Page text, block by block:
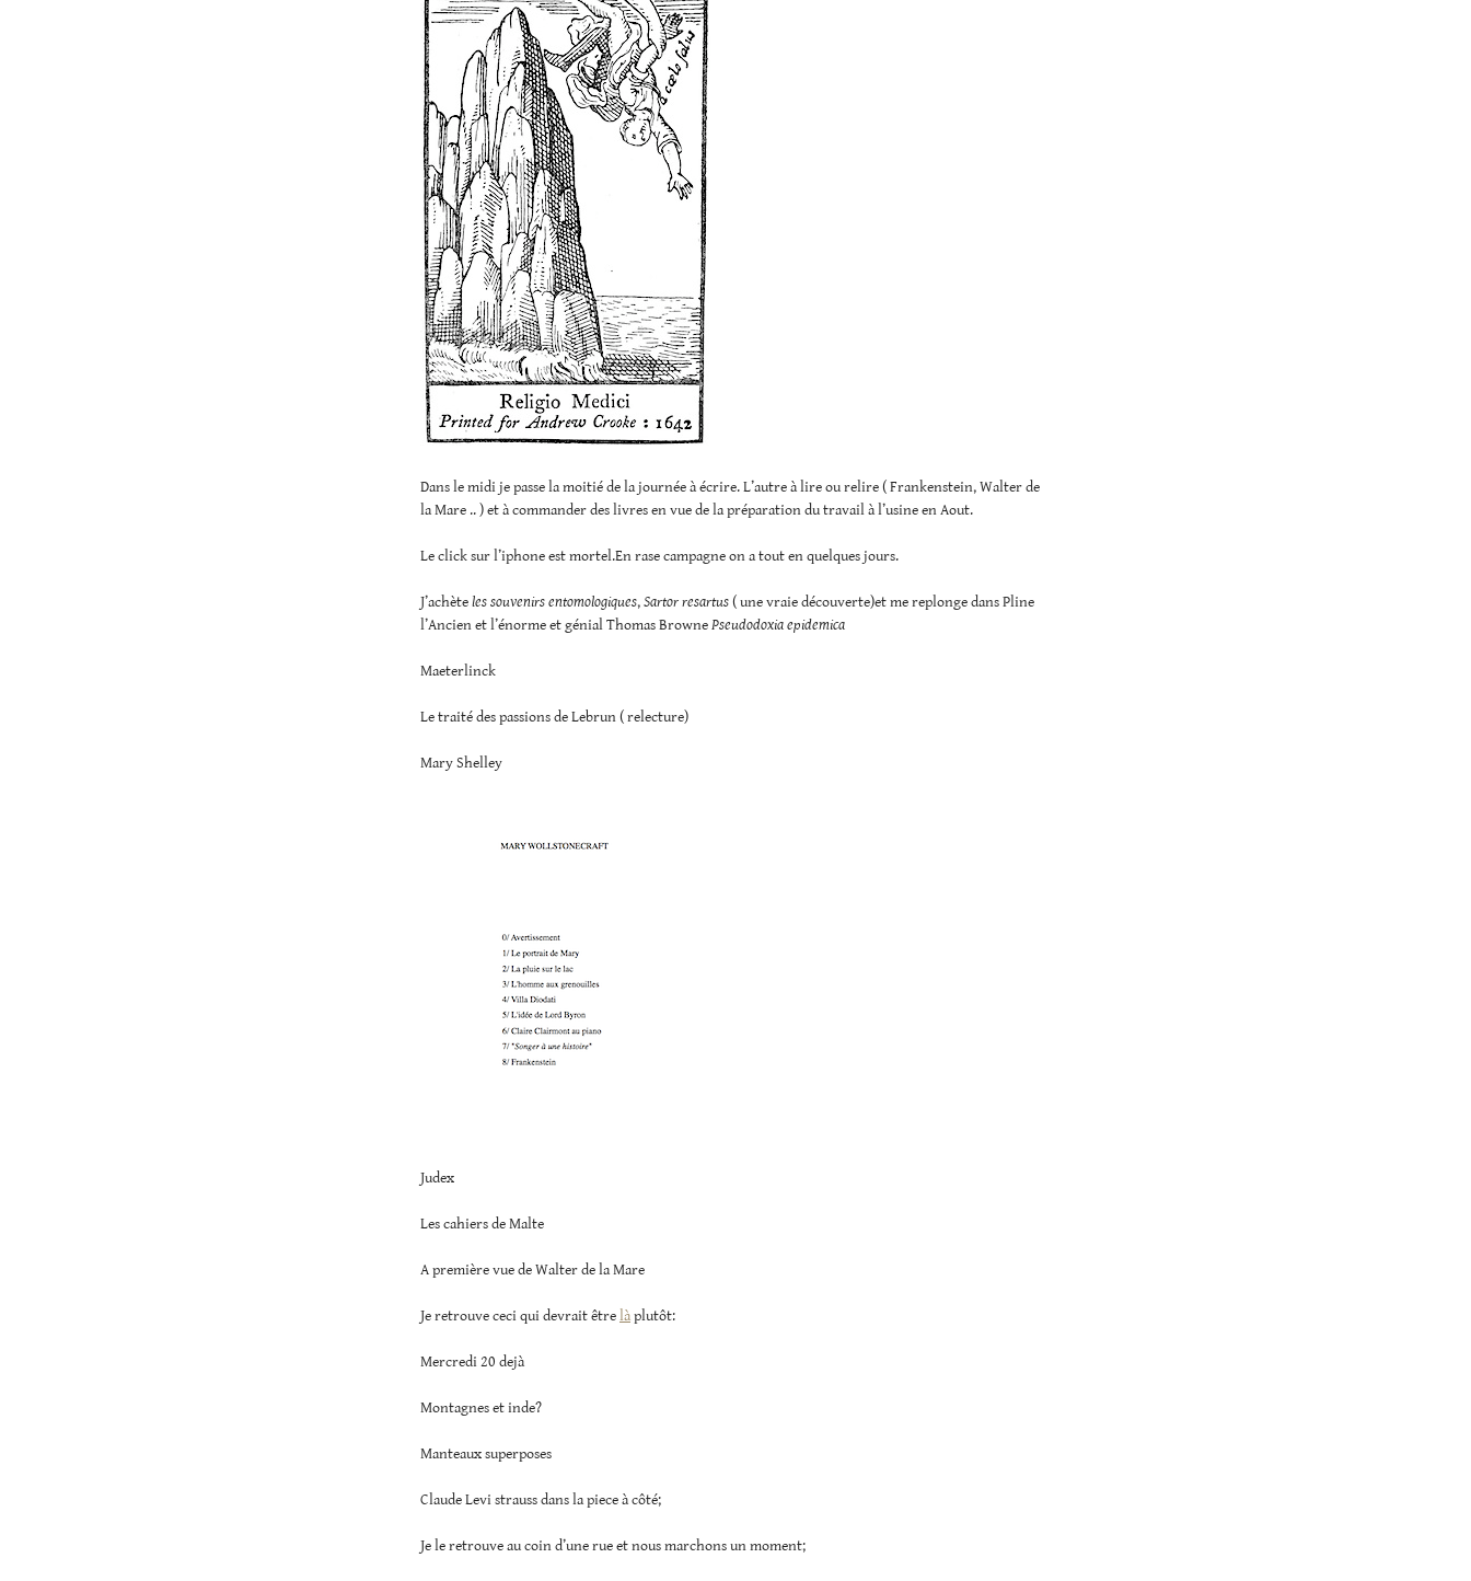
Dans le midi je passe la moitié de la journée à écrire. L’autre à lire ou relire ( Frankenstein, Walter de
la Mare .. ) et à commander des livres en vue de la préparation du travail à l’usine en Aout.
Le click sur l’iphone est mortel.En rase campagne on a tout en quelques jours.
J’achèteles souvenirs entomologiques,Sartor resartus( une vraie découverte)et me replonge dans Pline
l’Ancien et l’énorme et génial Thomas BrownePseudodoxia epidemica
Maeterlinck
Le traité des passions de Lebrun ( relecture)
Mary Shelley
Judex
Les cahiers de Malte
A première vue de Walter de la Mare
Je retrouve ceci qui devrait êtrelàplutôt:
Mercredi 20 dejà
Montagnes et inde?
Manteaux superposes
Claude Levi strauss dans la piece à côté;
Je le retrouve au coin d’une rue et nous marchons un moment;